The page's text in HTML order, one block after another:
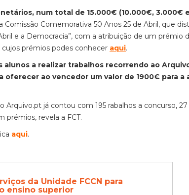
num total de 15.000€ (10.000€, 3.000€
Comemorativa 50 Anos 25 de Abril, que
e a Democracia”, com a atribuição de um prémio
prémios podes conhecer aqui.
a realizar trabalhos recorrendo ao
oferecer ao vencedor um valor de 1900€ para a
Arquivo.pt já contou com 195 rabalhos a concurso,
prémios, revela a FCT.
aqui.
da Unidade FCCN para
ensino superior